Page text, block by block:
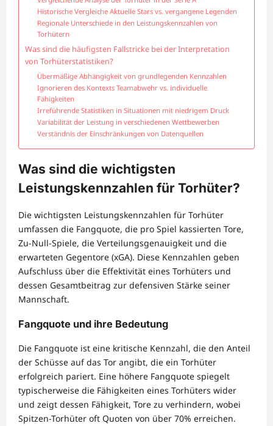
Historische Vergleiche Aktuelle Stars vs. vergangene Legenden
Regionale Unterschiede in den Leistungskennzahlen von
Torhütern
Was sind die häufigsten Fallstricke bei der Interpretation
von Torhüterstatistiken?
Übermäßige Abhängigkeit von grundlegenden Kennzahlen
Ignorieren des Kontexts Teamabwehr vs. individuelle
Fähigkeiten
Irreführende Statistiken in Situationen mit niedrigem Druck
Variabilität der Leistung in verschiedenen Wettbewerben
Verständnis der Einschränkungen von Datenquellen
Was sind die wichtigsten
Leistungskennzahlen für Torhüter?
Die wichtigsten Leistungskennzahlen für Torhüter
umfassen die Fangquote, die pro Spiel kassierten Tore,
Zu-Null-Spiele, die Verteilungsgenauigkeit und die
erwarteten Gegentore (xGA). Diese Kennzahlen geben
Aufschluss über die Effektivität eines Torhüters und
dessen Gesamtbeitrag zur defensiven Stärke seiner
Mannschaft.
Fangquote und ihre Bedeutung
Die Fangquote ist eine kritische Kennzahl, die den Anteil
der Schüsse auf das Tor angibt, die ein Torhüter
erfolgreich pariert. Eine höhere Fangquote spiegelt
typischerweise die Fähigkeiten eines Torhüters wider
und zeigt dessen Fähigkeit, Tore zu verhindern, wobei
Spitzen-Torhüter oft Quoten von über 70% erreichen.